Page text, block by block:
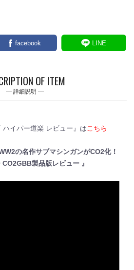
facebook LINE
OF ITEM
詳細説明
イパー道楽 レビュー』はこちら
の名作サブマシンガンがCO2化！
製品版レビュー 』